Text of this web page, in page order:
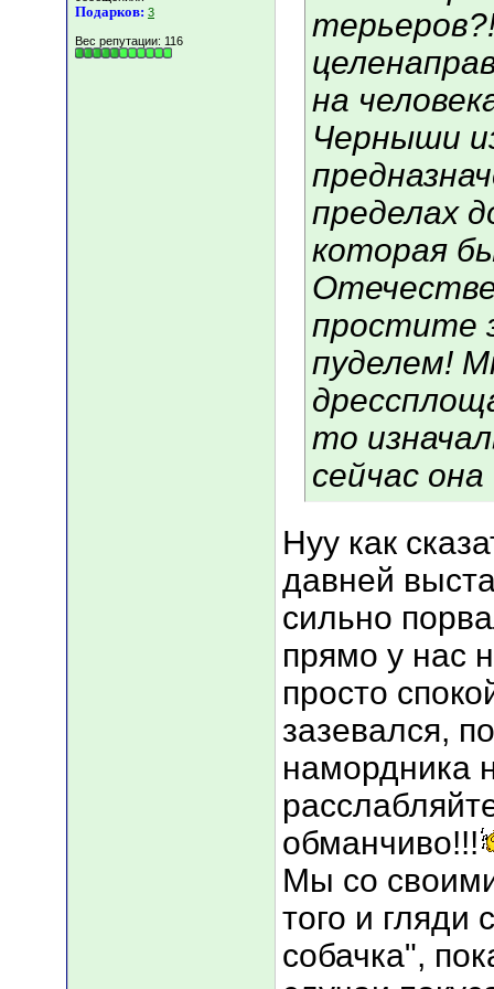
Подарков: 3
Вес репутации: 116
на
Черныши
пределах
которая
простите
пуделем!
то
сейчас
Нуу как
давней
сильно
прямо у нас
просто
зазевался,
намордника
обманчиво!!!
Мы со
того и гляди
собачка",